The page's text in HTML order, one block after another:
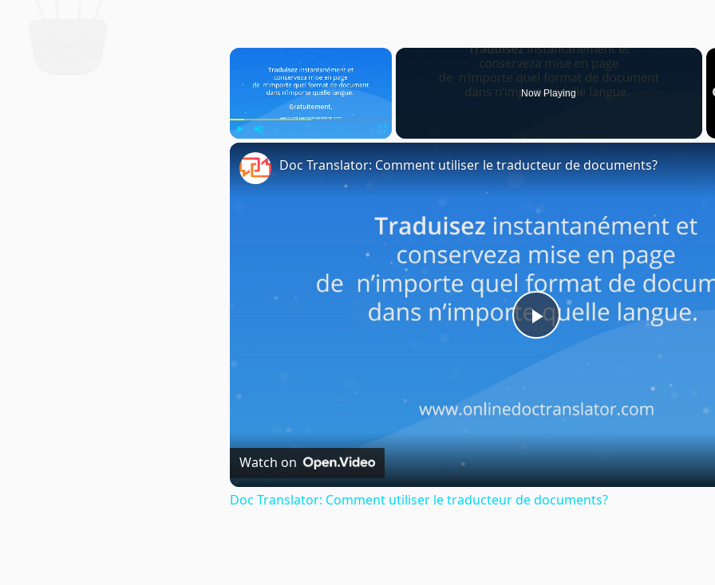
×
Now Playing
Play
Doc Translator: Comment utiliser le traducteur de documents?
Watch on
Doc Translator: Comment utiliser le traducteur de documents?